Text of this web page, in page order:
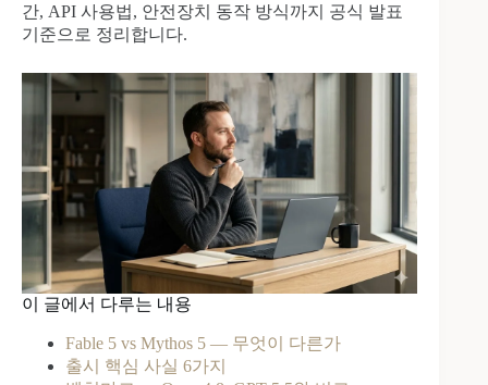
간, API 사용법, 안전장치 동작 방식까지 공식 발표
기준으로 정리합니다.
이 글에서 다루는 내용
Fable 5 vs Mythos 5 — 무엇이 다른가
출시 핵심 사실 6가지